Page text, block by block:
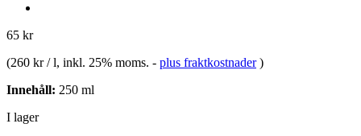
65 kr
(260 kr / l, inkl. 25% moms. - plus fraktkostnader )
Innehåll: 250 ml
I lager